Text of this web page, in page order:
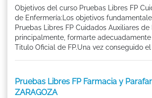
Objetivos del curso Pruebas Libres FP
de Enfermería:Los objetivos
Pruebas Libres FP Cuidados Auxiliares de
principalmente, formarte adecuadamente
Titulo Oficial de FP.Una vez conseguido
Pruebas Libres FP Farmacia y
ZARAGOZA